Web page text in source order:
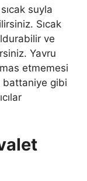
suyla
Sıcak
ve
Yavru
etmemesi
battaniye gibi